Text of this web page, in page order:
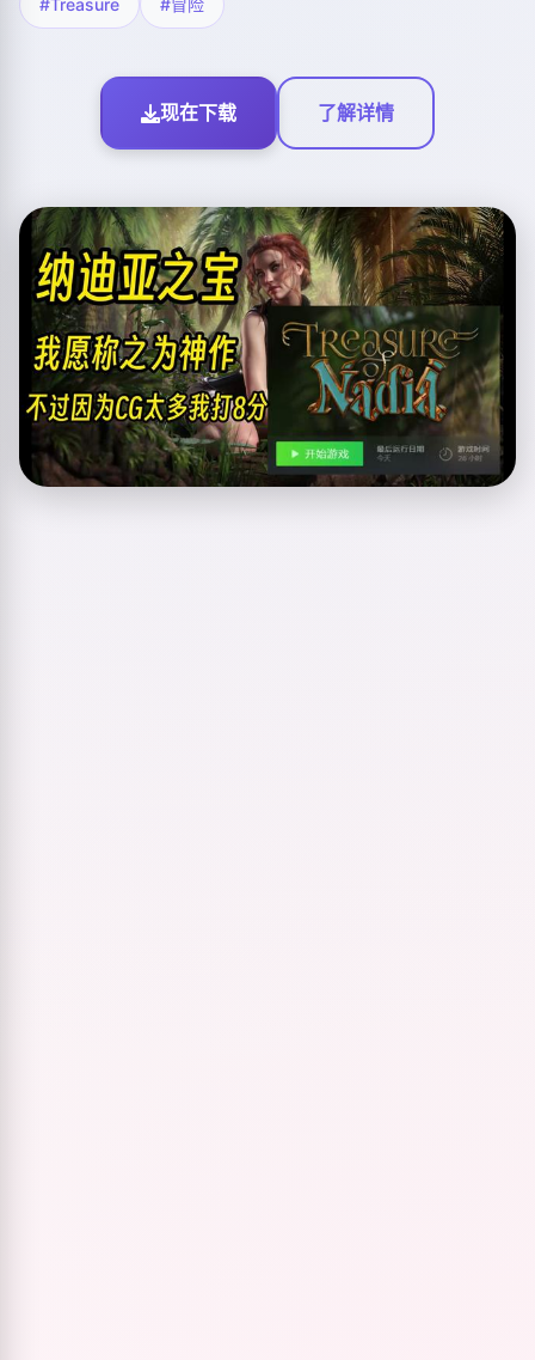
#Treasure #冒险
现在下载 了解详情